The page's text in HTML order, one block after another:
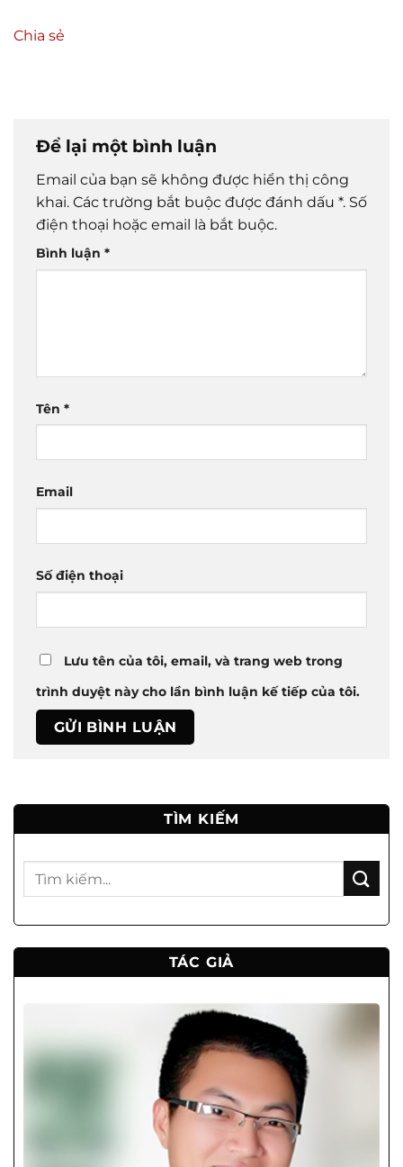
Chia sẻ
Để lại một bình luận
Email của bạn sẽ không được hiển thị công
khai. Các trường bắt buộc được đánh dấu *. Số
điện thoại hoặc email là bắt buộc.
Bình luận *
Tên *
Email
Số điện thoại
Lưu tên của tôi, email, và trang web trong
trình duyệt này cho lần bình luận kế tiếp của tôi.
TÌM KIẾM
TÁC GIẢ